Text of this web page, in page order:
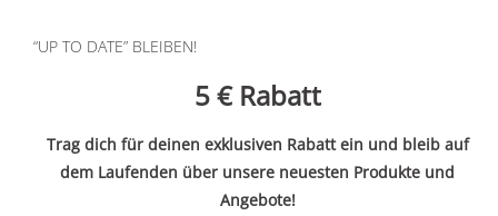
“UP TO DATE” BLEIBEN!
5 € Rabatt
Trag dich für deinen exklusiven Rabatt ein und bleib auf
dem Laufenden über unsere neuesten Produkte und
Angebote!